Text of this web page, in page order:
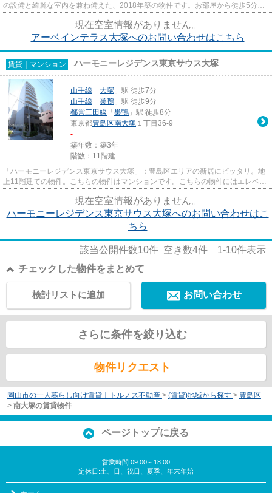
の設備と綺麗な室内を兼ね備えた、2018年築の物件です。お部屋から徒歩5分の
現在空室情報がありません。
アーベインテラス大塚へのお問い合わせはこちら
賃貸｜マンション ハーモニーレジデンス東京サウス大塚
山手線 「 大塚 」駅 徒歩7分
山手線 「 巣鴨 」駅 徒歩9分
都営三田線 「 巣鴨 」駅 徒歩8分
東京都豊島区南大塚 １丁目36-9
-
築年数：築3年
階数：11階建
「ハーモニーレジデンス東京サウス大塚」：豊島区エリアの新居にピッタリ。地
上11階建ての物件。こちらの物件はマンションです。こちらの物件にはエレベー
現在空室情報がありません。
ハーモニーレジデンス東京サウス大塚へのお問い合わせはこ
ちら
該当公開件数10件 空き数4件 1-10件表示
チェックした物件をまとめて
お問い合わせ
検討リストに追加
さらに条件を絞り込む
物件リクエスト
岡山市の一人暮らし向け賃貸｜トルノス不動産 > (賃貸)地域から探す > 豊島区
> 南大塚の賃貸物件
ページトップに戻る
営業時間:09:00～18:00
定休日:土、日、祝日、夏季、年末年始